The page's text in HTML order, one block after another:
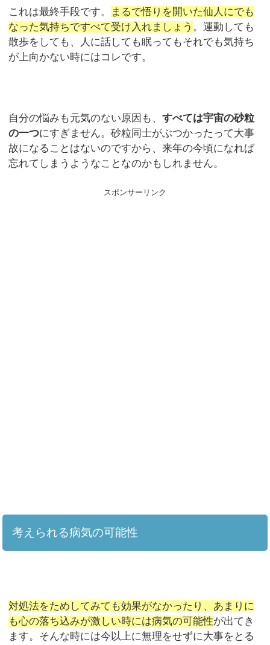
これは最終手段です。
まるで悟りを開いた仙人にでも
なった気持ちですべて受け入れましょう 。運動しても
散歩をしても、人に話しても眠ってもそれでも気持ち
が上向かない時にはコレです。
自分の悩みも元気のない原因も、すべては宇宙の砂粒
の一つにすぎません。砂粒同士がぶつかったって大事
故になることはないのですから、来年の今頃になれば
忘れてしまうようなことなのかもしれません。
スポンサーリンク
考えられる病気の可能性
対処法をためしてみても効果がなかったり、あまりに
も心の落ち込みが激しい時には病気の可能性が出てき
ます。そんな時には今以上に無理をせずに大事をとる